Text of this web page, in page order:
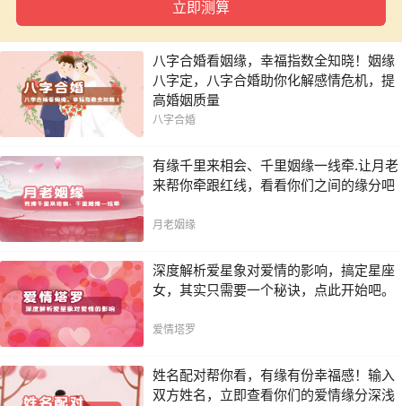
八字合婚看姻缘，幸福指数全知晓！姻缘
八字定，八字合婚助你化解感情危机，提
高婚姻质量
八字合婚
有缘千里来相会、千里姻缘一线牵.让月老
来帮你牵跟红线，看看你们之间的缘分吧
月老姻缘
深度解析爱星象对爱情的影响，搞定星座
女，其实只需要一个秘诀，点此开始吧。
爱情塔罗
姓名配对帮你看，有缘有份幸福感！输入
双方姓名，立即查看你们的爱情缘分深浅